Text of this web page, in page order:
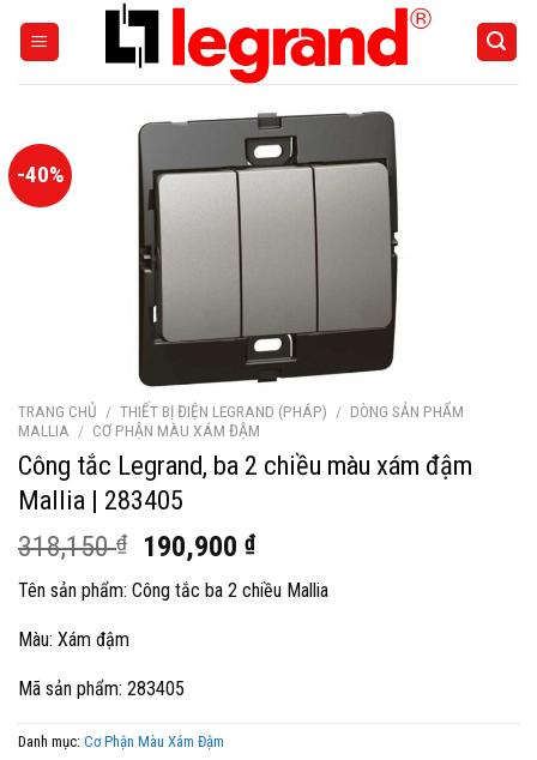
-40%
TRANG CHỦ / THIẾT BỊ ĐIỆN LEGRAND (PHÁP) / DÒNG SẢN PHẨM
MALLIA / CƠ PHẬN MÀU XÁM ĐẬM
Công tắc Legrand, ba 2 chiều màu xám đậm
Mallia | 283405
318,150₫
Giá
gốc
là:
190,900₫Giá
hiện
tại
Tên sản phẩm: Công tắc ba 2 chiều Mallia
Màu: Xám đậm
Mã sản phẩm: 283405
Danh mục: Cơ Phận Màu Xám Đậm